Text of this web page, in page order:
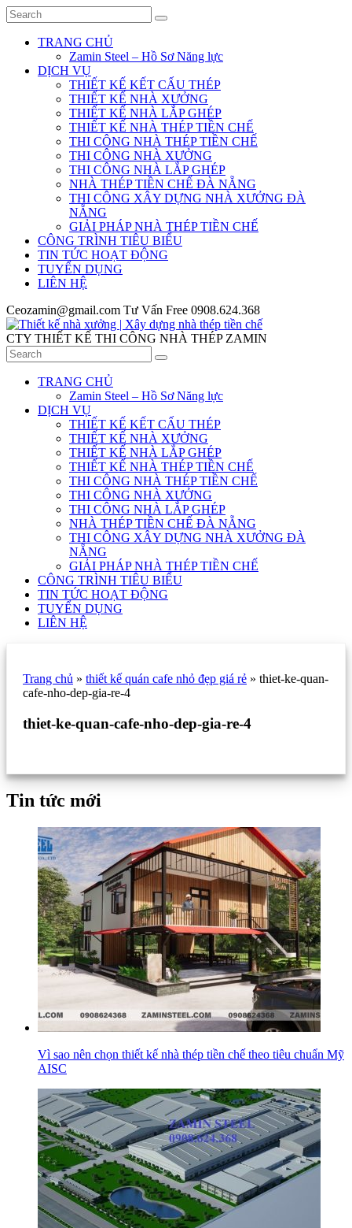
TRANG CHỦ
Zamin Steel – Hồ Sơ Năng lực
DỊCH VỤ
THIẾT KẾ KẾT CẤU THÉP
THIẾT KẾ NHÀ XƯỞNG
THIẾT KẾ NHÀ LẮP GHÉP
THIẾT KẾ NHÀ THÉP TIỀN CHẾ
THI CÔNG NHÀ THÉP TIỀN CHẾ
THI CÔNG NHÀ XƯỞNG
THI CÔNG NHÀ LẮP GHÉP
NHÀ THÉP TIỀN CHẾ ĐÀ NẴNG
THI CÔNG XÂY DỰNG NHÀ XƯỞNG ĐÀ
NẴNG
GIẢI PHÁP NHÀ THÉP TIỀN CHẾ
CÔNG TRÌNH TIÊU BIỂU
TIN TỨC HOẠT ĐỘNG
TUYỂN DỤNG
LIÊN HỆ
Ceozamin@gmail.com Tư Vấn Free 0908.624.368
CTY THIẾT KẾ THI CÔNG NHÀ THÉP ZAMIN
TRANG CHỦ
Zamin Steel – Hồ Sơ Năng lực
DỊCH VỤ
THIẾT KẾ KẾT CẤU THÉP
THIẾT KẾ NHÀ XƯỞNG
THIẾT KẾ NHÀ LẮP GHÉP
THIẾT KẾ NHÀ THÉP TIỀN CHẾ
THI CÔNG NHÀ THÉP TIỀN CHẾ
THI CÔNG NHÀ XƯỞNG
THI CÔNG NHÀ LẮP GHÉP
NHÀ THÉP TIỀN CHẾ ĐÀ NẴNG
THI CÔNG XÂY DỰNG NHÀ XƯỞNG ĐÀ
NẴNG
GIẢI PHÁP NHÀ THÉP TIỀN CHẾ
CÔNG TRÌNH TIÊU BIỂU
TIN TỨC HOẠT ĐỘNG
TUYỂN DỤNG
LIÊN HỆ
Trang chủ » thiết kế quán cafe nhỏ đẹp giá rẻ » thiet-ke-quan-
cafe-nho-dep-gia-re-4
thiet-ke-quan-cafe-nho-dep-gia-re-4
Tin tức mới
Vì sao nên chọn thiết kế nhà thép tiền chế theo tiêu chuẩn Mỹ
AISC